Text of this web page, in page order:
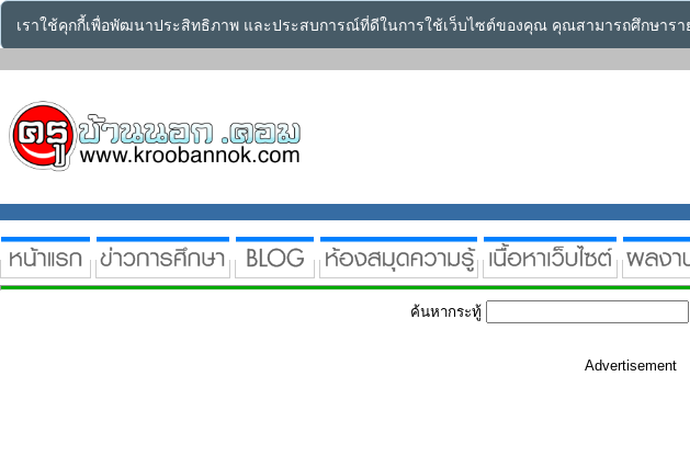
เราใช้คุกกี้เพื่อพัฒนาประสิทธิภาพ และประสบการณ์ที่ดีในการใช้เว็บไซต์ของคุณ คุณสามารถศึกษารา
ค้นหากระทู้
Advertisement